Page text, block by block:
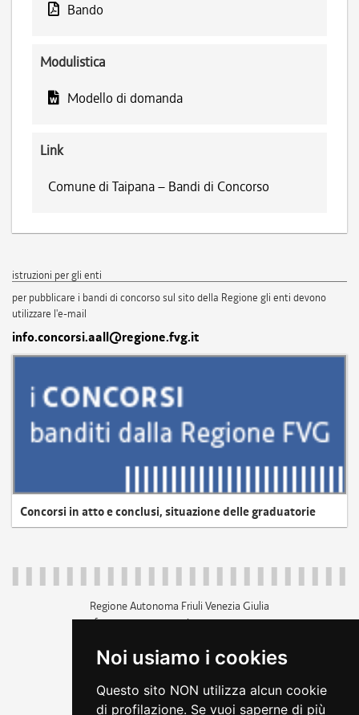
Noi usiamo i cookies
Questo sito NON utilizza alcun cookie
di profilazione. Se vuoi saperne di più
Bando
Modulistica
Modello di domanda
Link
Comune di Taipana – Bandi di Concorso
istruzioni per gli enti
per pubblicare i bandi di concorso sul sito della Regione gli enti devono
utilizzare l'e-mail
info.concorsi.aall@regione.fvg.it
Concorsi in atto e conclusi, situazione delle graduatorie
Regione Autonoma Friuli Venezia Giulia
c.f. 80014930327; p.iva 00526040324
+39 040 3771111
amministrazione trasparente